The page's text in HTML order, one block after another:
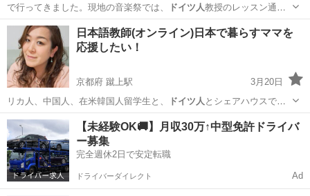
で行ってきました。現地の音楽祭では、
ドイツ人教授のレッスン通訳
（独→日）を担当し…
神奈川 横浜市 その他 ドイツ語
日本語教師(オンライン)日本で暮らすママを
応援したい！
京都府 蹴上駅
3月20日
リカ人、中国人、在米韓国人留学生と、
ドイツ人 とシェアハウスで暮
らしたことがありま…
京都 京都市 蹴上駅 日本語 日本語教師
【未経験OK🚚】月収30万↑中型免許ドライバ
ー募集
完全週休2日で安定転職
ドライバーダイレクト Ad